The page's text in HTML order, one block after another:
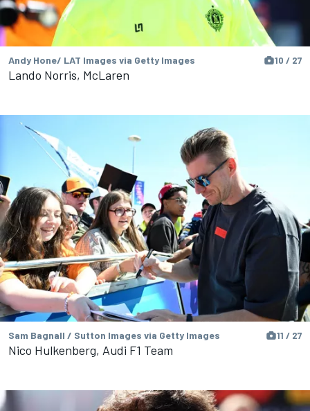
Andy Hone/ LAT Images via Getty Images 10 / 27
Lando Norris, McLaren
Sam Bagnall / Sutton Images via Getty Images 11 / 27
Nico Hulkenberg, Audi F1 Team